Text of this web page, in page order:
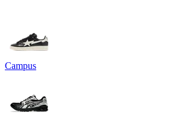
Campus